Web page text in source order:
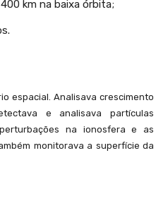
km na baixa órbita;
espacial. Analisava crescimento
e analisava partículas
na ionosfera e as
monitorava a superfície da